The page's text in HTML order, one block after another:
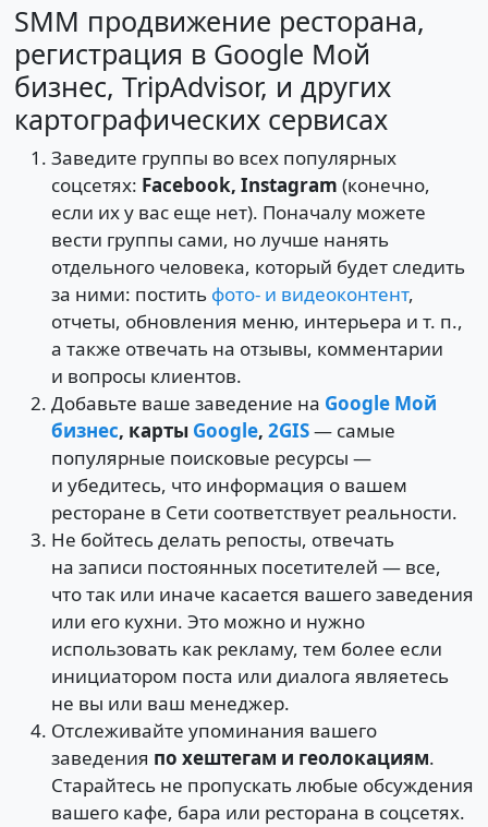
SMM продвижение ресторана,
регистрация в Google Мой
бизнес, TripAdvisor, и других
картографических сервисах
Заведите группы во всех популярных
соцсетях: Facebook, Instagram (конечно,
если их у вас еще нет). Поначалу можете
вести группы сами, но лучше нанять
отдельного человека, который будет следить
за ними: постить фото- и видеоконтент,
отчеты, обновления меню, интерьера и т. п.,
а также отвечать на отзывы, комментарии
и вопросы клиентов.
Добавьте ваше заведение на Google Мой
бизнес, карты Google, 2GIS— самые
популярные поисковые ресурсы —
и убедитесь, что информация о вашем
ресторане в Сети соответствует реальности.
Не бойтесь делать репосты, отвечать
на записи постоянных посетителей — все,
что так или иначе касается вашего заведения
или его кухни. Это можно и нужно
использовать как рекламу, тем более если
инициатором поста или диалога являетесь
не вы или ваш менеджер.
Отслеживайте упоминания вашего
заведения по хештегам и геолокациям.
Старайтесь не пропускать любые обсуждения
вашего кафе, бара или ресторана в соцсетях.